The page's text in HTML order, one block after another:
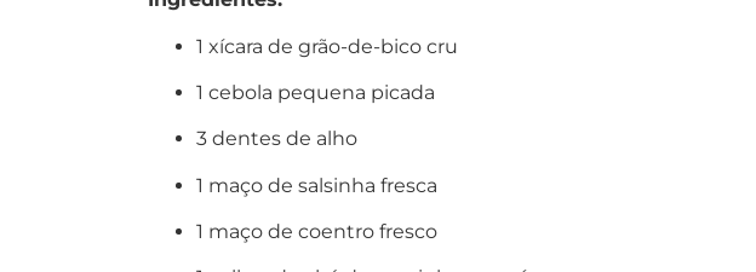
1 xícara de grão-de-bico cru
1 cebola pequena picada
3 dentes de alho
1 maço de salsinha fresca
1 maço de coentro fresco